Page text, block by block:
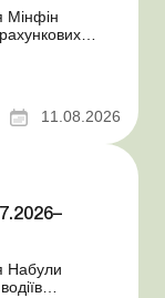
Мінфін
коштів без
11.08.2026
Набули